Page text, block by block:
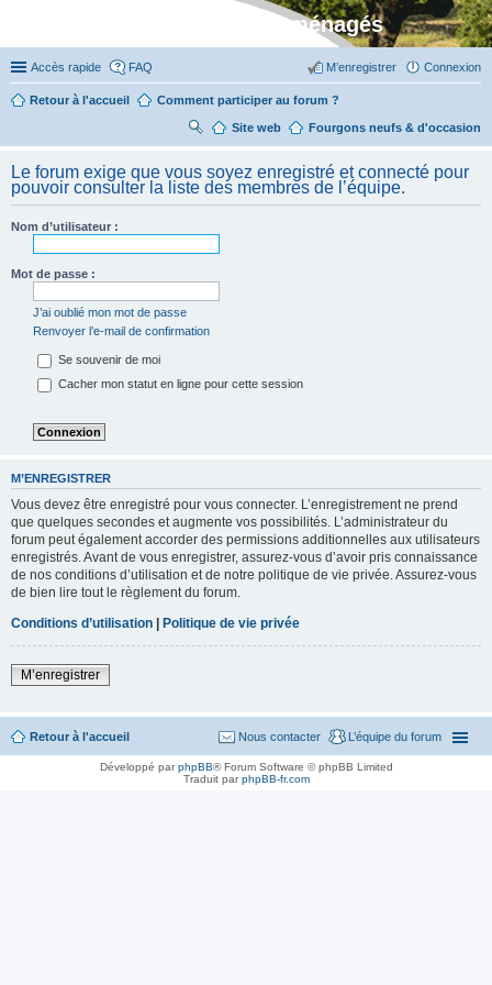
Stylevan - Vans aménagés
Accès rapide FAQ Connexion
M’enregistrer
Retour à l'accueil Comment participer au forum ?
Fourgons neufs & d'occasion
Site web
R
her
ch
er
Le forum exige que vous soyez enregistré et connecté pour
pouvoir consulter la liste des membres de l’équipe.
Nom d’utilisateur :
Mot de passe :
J’ai oublié mon mot de passe
Renvoyer l’e-mail de confirmation
Se souvenir de moi
Cacher mon statut en ligne pour cette session
M’ENREGISTRER
Vous devez être enregistré pour vous connecter. L’enregistrement ne prend
que quelques secondes et augmente vos possibilités. L’administrateur du
forum peut également accorder des permissions additionnelles aux utilisateurs
enregistrés. Avant de vous enregistrer, assurez-vous d’avoir pris connaissance
de nos conditions d’utilisation et de notre politique de vie privée. Assurez-vous
de bien lire tout le règlement du forum.
Conditions d’utilisation | Politique de vie privée
M’enregistrer
Retour à l'accueil L’équipe du forum
Nous contacter
Développé parphpBB® Forum Software © phpBB Limited
Traduit parphpBB-fr.com